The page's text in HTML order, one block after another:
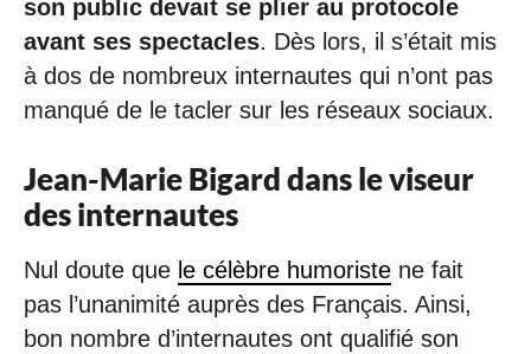
son public devait se plier au protocole
avant ses spectacles. Dès lors, il s’était mis
à dos de nombreux internautes qui n’ont pas
manqué de le tacler sur les réseaux sociaux.
Jean-Marie Bigard dans le viseur
des internautes
Nul doute que le célèbre humoriste ne fait
pas l’unanimité auprès des Français. Ainsi,
bon nombre d’internautes ont qualifié son